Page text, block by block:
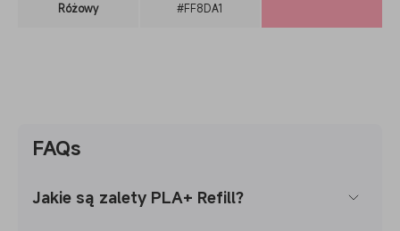
Różowy #FF8DA1
FAQs
Jakie są zalety PLA+ Refill?